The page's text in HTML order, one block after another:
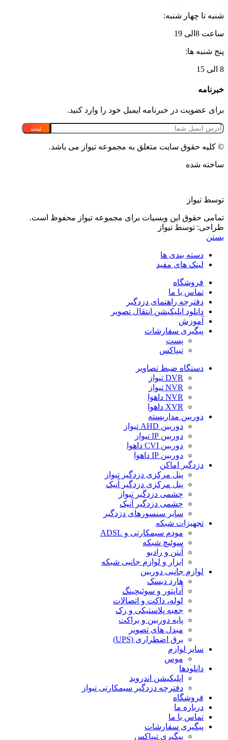
شنبه تا چهار شنبه:
ساعت 8الی 19
پنج شنبه ها:
8 الی 15
خبرنامه
برای عضویت در خبرنامه ایمیل خود را وارد کنید.
© کلیه حقوق سایت متعلق به مجموعه تیواز می باشد.
ساخته شده
توسط تیواز
تمامی حقوق این وبسیات برای مجموعه تیواز محفوظ است.
طراحی: توسط تیواز
بستن
دسته بندی ها
لینک های مفید
فروشگاه
تماس با ما
دفترچه راهنمای دزدگیر
دانلود اپلیکیشن انتقال تصویر
آموزش
پیگیری سفارشات
پست
تیپاکس
دستگاه ضبط تصاویر
DVR تیواز
NVR تیواز
NVR داهوا
XVR داهوا
دوربین مداربسته
دوربین AHD تیواز
دوربین IP تیواز
دوربین CVI داهوا
دوربین IP داهوا
دزدگیر اماکن
پنل مرکزی دزدگیر تیواز
پنل مرکزی دزدگیر آنیک
چشمی دزدگیر تیواز
چشمی دزدگیر آنیک
سایر سنسورهای دزدگیر
تجهیزات شبکه
مودم سیمکارتی و ADSL
سوئیچ شبکه
آنتن و رادیو
ابزار و لوازم جانبی شبکه
لوازم جانبی دوربین
هارد دیسک
آداپتور و سوئیچینگ
لوله، داکت و اتصالات
جعبه پلاستیکی و رک
پایه دوربین و براکت
مبدل های تصویر
برق اضطراری (UPS)
سایر لوازم
موس
دانلودها
اپلیکیشن اندروید
دفترچه دزدگیر سیمکارتی تیواز
فروشگاه
درباره ما
تماس با ما
پیگیری سفارشات
پیگیری تیپاکس